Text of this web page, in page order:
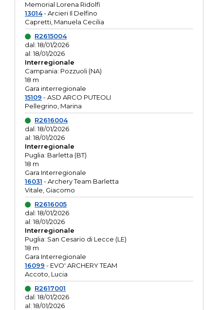
Memorial Lorena Ridolfi
13014- Arcieri Il Delfino
Capretti, Manuela Cecilia
R2615004
dal: 18/01/2026
al: 18/01/2026
Interregionale
Campania: Pozzuoli (NA)
18 m
Gara interregionale
15109 - ASD ARCO PUTEOLI
Pellegrino, Marina
R2616004
dal: 18/01/2026
al: 18/01/2026
Interregionale
Puglia: Barletta (BT)
18 m
Gara Interregionale
16031 - Archery Team Barletta
Vitale, Giacomo
R2616005
dal: 18/01/2026
al: 18/01/2026
Interregionale
Puglia: San Cesario di Lecce (LE)
18 m
Gara Interregionale
16099 - EVO' ARCHERY TEAM
Accoto, Lucia
R2617001
dal: 18/01/2026
al: 18/01/2026